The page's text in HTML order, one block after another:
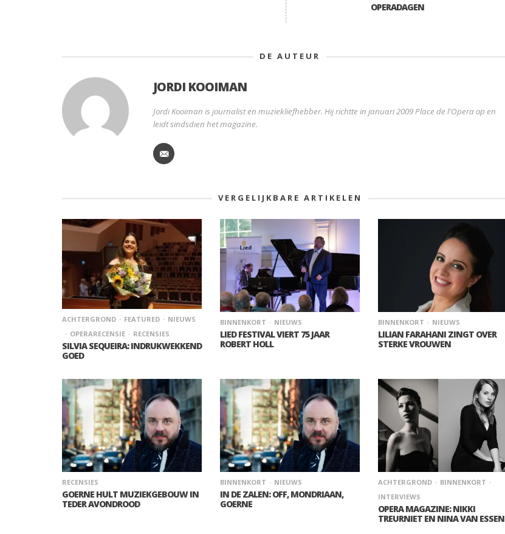
OPERADAGEN
DE AUTEUR
JORDI KOOIMAN
Jordi Kooiman is journalist en muziekliefhebber. Hij richtte in januari 2009 Place de l'Opera op en
leidt sindsdien het magazine.
VERGELIJKBARE ARTIKELEN
ACHTERGROND FEATURED
NIEUWS
OPERARECENSIE
RECENSIES
SILVIA SEQUEIRA: INDRUKWEKKEND
GOED
BINNENKORT NIEUWS
LIED FESTIVAL VIERT 75 JAAR
ROBERT HOLL
BINNENKORT NIEUWS
LILIAN FARAHANI ZINGT OVER
STERKE VROUWEN
RECENSIES
GOERNE HULT MUZIEKGEBOUW IN
TEDER AVONDROOD
BINNENKORT NIEUWS
IN DE ZALEN: OFF, MONDRIAAN,
GOERNE
ACHTERGROND
BINNENKORT
INTERVIEWS
OPERA MAGAZINE: NIKKI
TREURNIET EN NINA VAN ESSEN